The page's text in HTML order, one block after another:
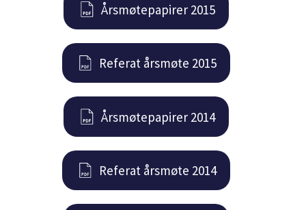
Årsmøtepapirer 2015
Referat årsmøte 2015
Årsmøtepapirer 2014
Referat årsmøte 2014